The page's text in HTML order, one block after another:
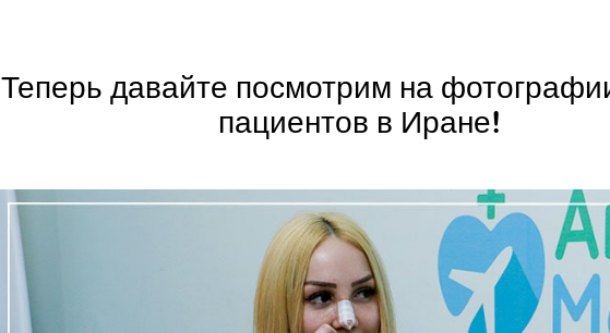
Теперь давайте посмотрим на
пациентов в Иране!